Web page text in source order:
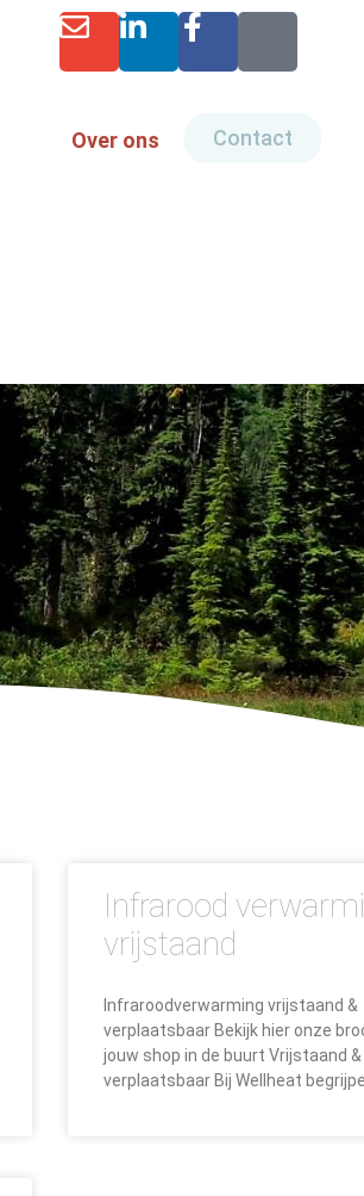
Over ons Contact
Infrarood
vrijstaand
Infraroodverwarming vrijstaand &
verplaatsbaar Bekijk hier onze
jouw shop in de buurt Vrijstaand &
verplaatsbaar Bij Wellheat